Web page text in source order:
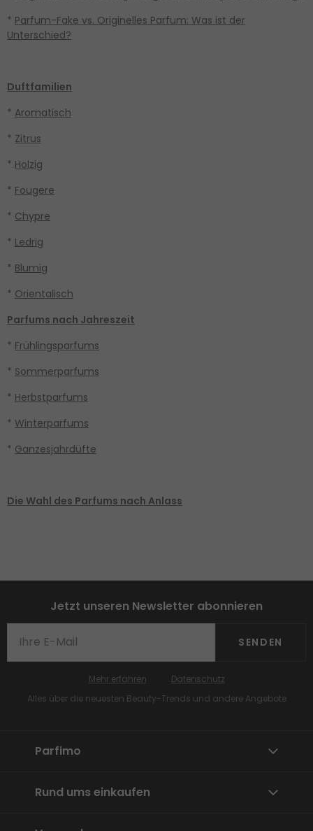
* Parfum-Fake vs. Originelles Parfum: Was ist der
Unterschied?
Duftfamilien
* Aromatisch
* Zitrus
* Holzig
* Fougere
* Chypre
* Ledrig
* Blumig
* Orientalisch
Parfums nach Jahreszeit
* Frühlingsparfums
* Sommerparfums
* Herbstparfums
* Winterparfums
* Ganzesjahrdüfte
Die Wahl des Parfums nach Anlass
Jetzt unseren Newsletter abonnieren
SENDEN
Alles über die neuesten Beauty-Trends und andere Angebote
Mehr erfahren Datenschutz
Parfimo
Rund ums einkaufen